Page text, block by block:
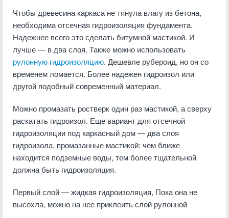
Чтобы древесина каркаса не тянула влагу из бетона,
необходима отсечная гидроизоляция фундамента.
Надежнее всего это сделать битумной мастикой. И
лучше — в два слоя. Также можно использовать
рулонную гидроизоляцию. Дешевле рубероид, но он со
временем ломается. Более надежен гидроизол или
другой подобный современный материал.
Можно промазать ростверк один раз мастикой, а сверху
раскатать гидроизол. Еще вариант для отсечной
гидроизоляции под каркасный дом — два слоя
гидроизола, промазанные мастикой: чем ближе
находится подземные воды, тем более тщательной
должна быть гидроизоляция.
Первый слой — жидкая гидроизоляция, Пока она не
высохла, можно на нее приклеить слой рулонной